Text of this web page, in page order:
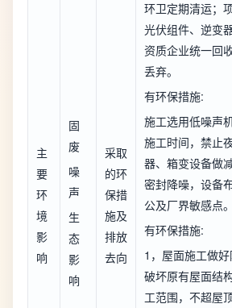
主
要
环
境
影
响
固
废
噪
声
生
态
影
响
采取
的环
保措
施及
排放
去向
环卫定期清运；
光伏组件、逆变
资质企业统一回
丢弃。
有环保措施:
施工选用低噪声
施工时间，禁止
器、箱变设备做
密封降噪，设备
公及厂界敏感点。
有环保措施:
1，屋面施工做
破坏原有屋面结
工范围，不超屋